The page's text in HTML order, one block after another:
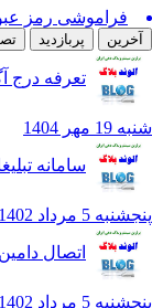
فراموشی رمز
پربازدید
تعرفه درج آگهی
1404
سامانه تبلیغاتی 7
مرداد 1402
اتصال دامین به
مرداد 1402